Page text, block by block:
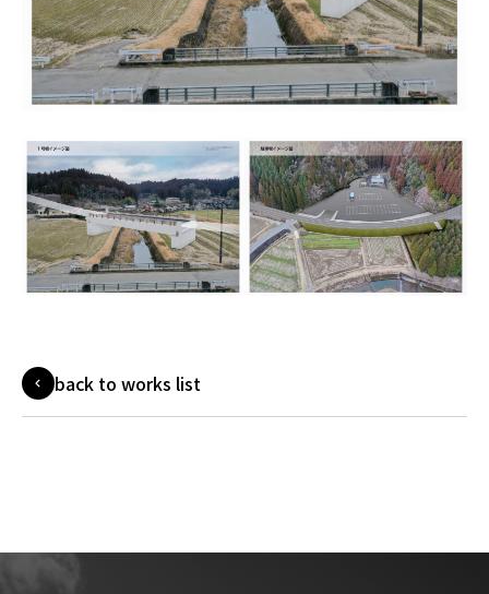
back to works list